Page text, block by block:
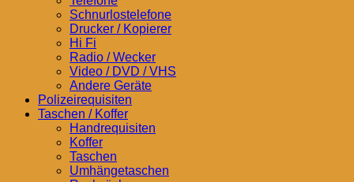
Schnurlostelefone
Drucker / Kopierer
Hi Fi
Radio / Wecker
Video / DVD / VHS
Andere Geräte
Polizeirequisiten
Taschen / Koffer
Handrequisiten
Koffer
Taschen
Umhängetaschen